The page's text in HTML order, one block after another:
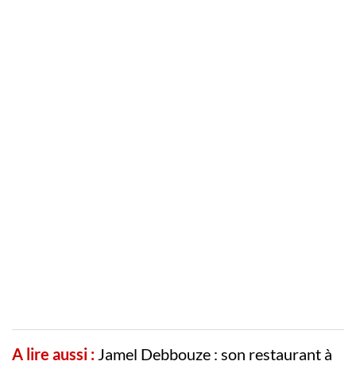
A lire aussi : Jamel Debbouze : son restaurant à